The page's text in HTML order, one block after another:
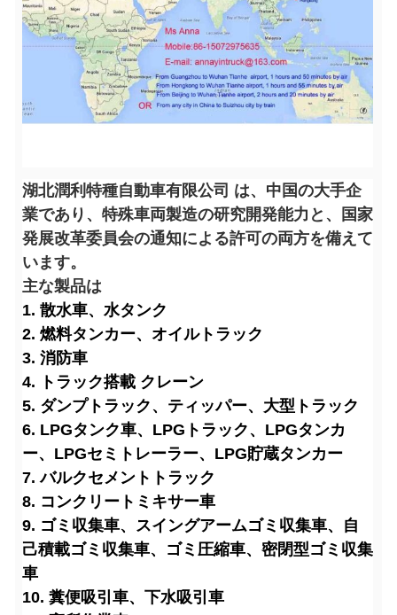
湖北潤利特種自動車有限公司 は、中国の大手企
業であり、特殊車両製造の研究開発能力と、国家
発展改革委員会の通知による許可の両方を備えて
います。
主な製品は
1. 散水車、水タンク
2. 燃料タンカー、オイルトラック
3. 消防車
4. トラック搭載 クレーン
5. ダンプトラック、ティッパー、大型トラック
6. LPGタンク車、LPGトラック、LPGタンカ
ー、LPGセミトレーラー、LPG貯蔵タンカー
7. バルクセメントトラック
8. コンクリートミキサー車
9. ゴミ収集車、スイングアームゴミ収集車、自
己積載ゴミ収集車、ゴミ圧縮車、密閉型ゴミ収集
車
10. 糞便吸引車、下水吸引車